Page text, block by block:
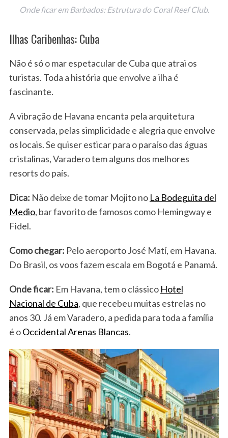
Onde ficar em Barbados: Estrutura do Coral Reef Club.
Ilhas Caribenhas: Cuba
Não é só o mar espetacular de Cuba que atrai os
turistas. Toda a história que envolve a ilha é
fascinante.
A vibração de Havana encanta pela arquitetura
conservada, pelas simplicidade e alegria que envolve
os locais. Se quiser esticar para o paraíso das águas
cristalinas, Varadero tem alguns dos melhores
resorts do país.
Dica: Não deixe de tomar Mojito no La Bodeguita del
Medio, bar favorito de famosos como Hemingway e
Fidel.
Como chegar: Pelo aeroporto José Matí, em Havana.
Do Brasil, os voos fazem escala em Bogotá e Panamá.
Onde ficar: Em Havana, tem o clássico Hotel
Nacional de Cuba, que recebeu muitas estrelas no
anos 30. Já em Varadero, a pedida para toda a família
é oOccidental Arenas Blancas.